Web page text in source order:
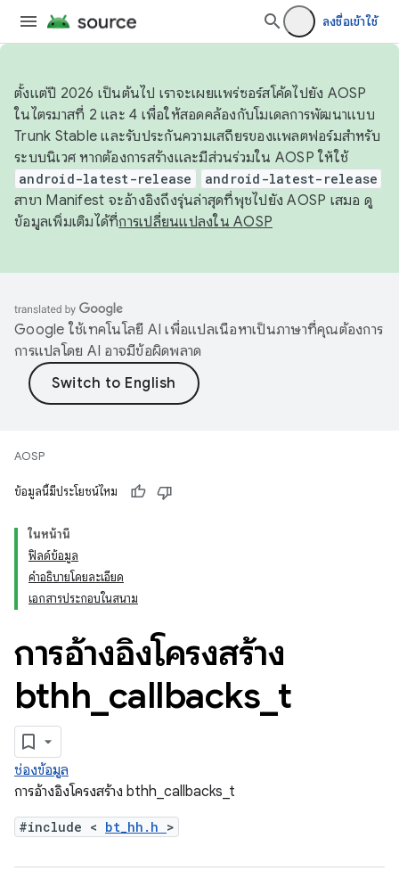
ลงชื่อเข้าใช้
ตั้งแต่ปี 2026 เป็นต้นไป เราจะเผยแพร่ซอร์สโค้ดไปยัง AOSP
ในไตรมาสที่ 2 และ 4 เพื่อให้สอดคล้องกับโมเดลการพัฒนาแบบ
Trunk Stable และรับประกันความเสถียรของแพลตฟอร์มสำหรับ
ระบบนิเวศ หากต้องการสร้างและมีส่วนร่วมใน AOSP ให้ใช้
android-latest-release android-latest-release
สาขา Manifest จะอ้างอิงถึงรุ่นล่าสุดที่พุชไปยัง AOSP เสมอ ดู
ข้อมูลเพิ่มเติมได้ที่การเปลี่ยนแปลงใน AOSP
Google ใช้เทคโนโลยี AI เพื่อแปลเนื้อหาเป็นภาษาที่คุณต้องการ
การแปลโดย AI อาจมีข้อผิดพลาด
AOSP
ข้อมูลนี้มีประโยชน์ไหม
ในหน้านี้
ฟิลด์ข้อมูล
คำอธิบายโดยละเอียด
เอกสารประกอบในสนาม
การอ้างอิงโครงสร้าง
bthh callbacks t
ช่องข้อมูล
การอ้างอิงโครงสร้าง bthh_callbacks_t
#include < bt_hh.h >